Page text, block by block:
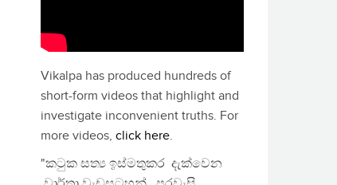
Vikalpa has produced hundreds of
short-form videos that highlight and
investigate inconvenient truths. For
more videos, click here.
"කටුක සත්‍ය ඉස්මතුකර දැක්වෙන